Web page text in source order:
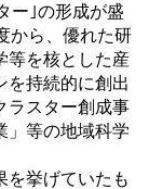
ー｣の形成が盛
から、優れた研
等を核とした産
を持続的に創出
ラスター創成事
」等の地域科学
挙げていたも